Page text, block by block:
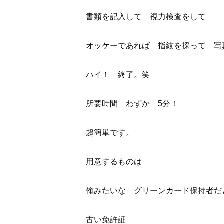
書類を記入して 視力検査をして
オッケーであれば 指紋を採って 写
ハイ！ 終了。笑
所要時間 わずか 5分！
超簡単です。
用意するものは
俺みたいな グリーンカード保持者だ
古い免許証